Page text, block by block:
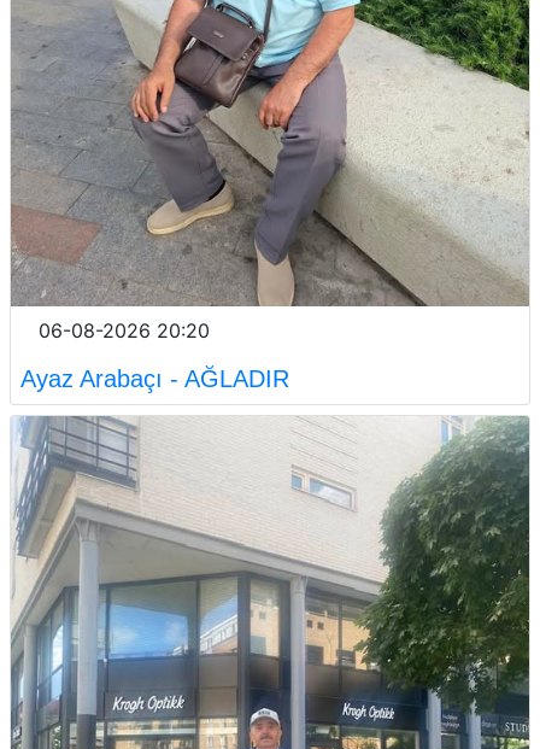
06-08-2026 20:20
Ayaz Arabaçı - AĞLADIR